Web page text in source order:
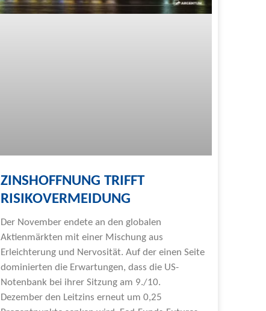
ZINSHOFFNUNG TRIFFT
RISIKOVERMEIDUNG
Der November endete an den globalen
Aktienmärkten mit einer Mischung aus
Erleichterung und Nervosität. Auf der einen Seite
dominierten die Erwartungen, dass die US-
Notenbank bei ihrer Sitzung am 9./10.
Dezember den Leitzins erneut um 0,25